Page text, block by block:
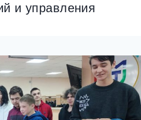
и управления